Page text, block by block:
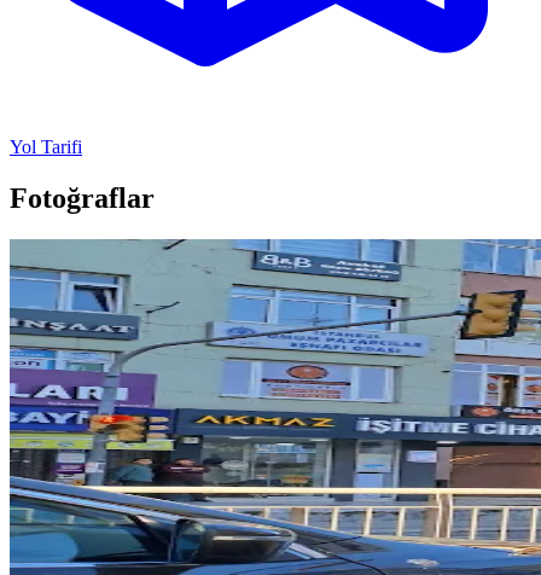
Yol Tarifi
Fotoğraflar